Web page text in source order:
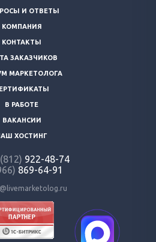
И ОТВЕТЫ
КОМПАНИЯ
КОНТАКТЫ
ЗАКАЗЧИКОВ
МАРКЕТОЛОГА
В РАБОТЕ
ВАКАНСИИ
ХОСТИНГ
922-48-74
869-64-91